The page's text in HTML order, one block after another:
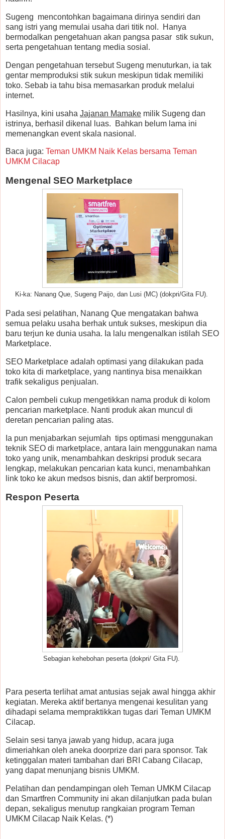
Sugeng mencontohkan bagaimana dirinya sendiri dan
sang istri yang memulai usaha dari titik nol. Hanya
bermodalkan pengetahuan akan pangsa pasar stik sukun,
serta pengetahuan tentang media sosial.
Dengan pengetahuan tersebut Sugeng menuturkan, ia tak
gentar memproduksi stik sukun meskipun tidak memiliki
toko. Sebab ia tahu bisa memasarkan produk melalui
internet.
Hasilnya, kini usaha Jajanan Mamake milik Sugeng dan
istrinya, berhasil dikenal luas. Bahkan belum lama ini
memenangkan event skala nasional.
Baca juga: Teman UMKM Naik Kelas bersama Teman
UMKM Cilacap
Mengenal SEO Marketplace
Ki-ka: Nanang Que, Sugeng Paijo, dan Lusi (MC) (dokpri/Gita FU).
Pada sesi pelatihan, Nanang Que mengatakan bahwa
semua pelaku usaha berhak untuk sukses, meskipun dia
baru terjun ke dunia usaha. Ia lalu mengenalkan istilah SEO
Marketplace.
SEO Marketplace adalah optimasi yang dilakukan pada
toko kita di marketplace, yang nantinya bisa menaikkan
trafik sekaligus penjualan.
Calon pembeli cukup mengetikkan nama produk di kolom
pencarian marketplace. Nanti produk akan muncul di
deretan pencarian paling atas.
Ia pun menjabarkan sejumlah tips optimasi menggunakan
teknik SEO di marketplace, antara lain menggunakan nama
toko yang unik, menambahkan deskripsi produk secara
lengkap, melakukan pencarian kata kunci, menambahkan
link toko ke akun medsos bisnis, dan aktif berpromosi.
Respon Peserta
Sebagian kehebohan peserta (dokpri/ Gita FU).
Para peserta terlihat amat antusias sejak awal hingga akhir
kegiatan. Mereka aktif bertanya mengenai kesulitan yang
dihadapi selama mempraktikkan tugas dari Teman UMKM
Cilacap.
Selain sesi tanya jawab yang hidup, acara juga
dimeriahkan oleh aneka doorprize dari para sponsor. Tak
ketinggalan materi tambahan dari BRI Cabang Cilacap,
yang dapat menunjang bisnis UMKM.
Pelatihan dan pendampingan oleh Teman UMKM Cilacap
dan Smartfren Community ini akan dilanjutkan pada bulan
depan, sekaligus menutup rangkaian program Teman
UMKM Cilacap Naik Kelas. (*)